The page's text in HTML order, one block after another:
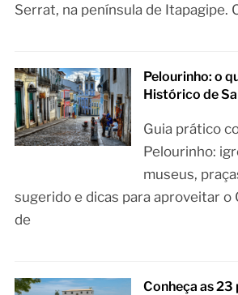
Serrat, na península de Itapagipe.
Pelourinho: o
Histórico de
Guia prático
Pelourinho:
museus,
sugerido e dicas para aproveitar
de
Conheça as 23